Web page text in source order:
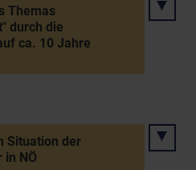
Themas
durch die
ca. 10 Jahre
Situation der
in NÖ